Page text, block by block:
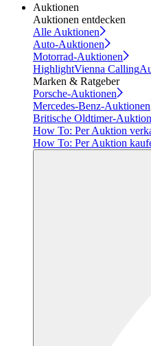
Auktionen
Auktionen entdecken
Alle Auktionen
Auto-Auktionen
Motorrad-Auktionen
HighlightVienna Calling
Marken & Ratgeber
Porsche-Auktionen
Mercedes-Benz-Auktionen
Britische Oldtimer-
How To: Per Auktion
How To: Per Auktion